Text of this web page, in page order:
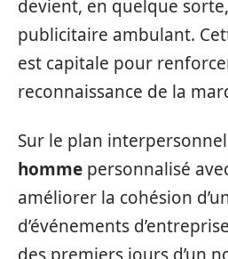
devient, en quelque
publicitaire ambulant.
est capitale pour
reconnaissance de la
Sur le plan
homme personnalisé
améliorer la cohésion
d’événements